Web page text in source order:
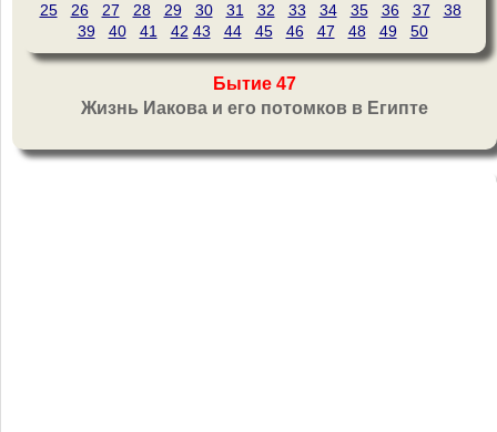
25
26 27 28 29 30 31 32 33 34 35 36 37
38
39
40 41 42 43 44 45 46 47 48 49 50
Бытие 47
Жизнь Иакова и его потомков в Египте